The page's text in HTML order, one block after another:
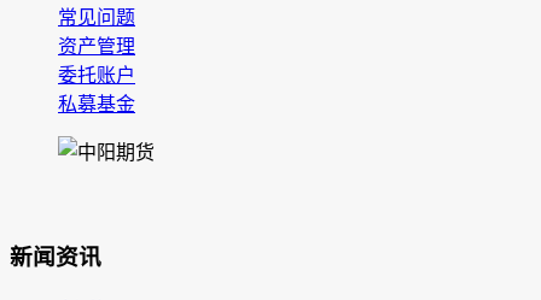
常见问题
资产管理
委托账户
私募基金
新闻资讯